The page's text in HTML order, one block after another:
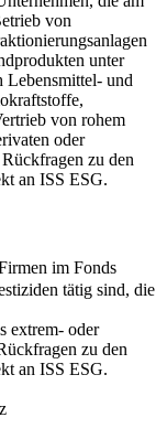
von
unter
Lebensmittel- und
von rohem
oder
zu den
an ISS ESG.
im Fonds
tätig sind, die
extrem- oder
zu den
an ISS ESG.